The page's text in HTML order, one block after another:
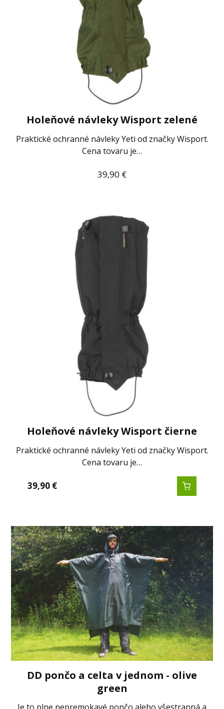
Holeňové návleky Wisport zelené
Praktické ochranné návleky Yeti od značky Wisport.
Cena tovaru je…
39,90 €
Holeňové návleky Wisport čierne
Praktické ochranné návleky Yeti od značky Wisport.
Cena tovaru je…
39,90€
DD pončo a celta v jednom - olive
green